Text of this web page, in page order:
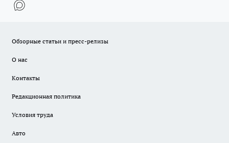
Обзорные статьи и пресс-релизы
О нас
Контакты
Редакционная политика
Условия труда
Авто